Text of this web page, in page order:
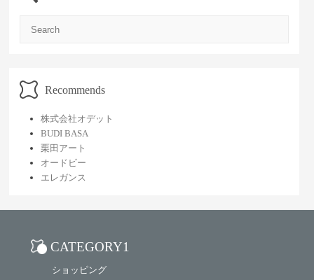
Recommends
株式会社オデット
BUDI BASA
栗田アート
オードビー
エレガンス
CATEGORY1
ショッピング